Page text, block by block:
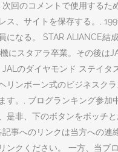
回のコメントで使用するた
ス、サイトを保存する。,
になる。 STAR ALIANCE結
にスタアラ卒業。その後は
のダイヤモンド ステイタ
リンボーン式のビジネスク
す。, ブログランキング参加
是非、下のボタンをポッチ
事へのリンクは当方への連
ンクください。 一方、当ブ